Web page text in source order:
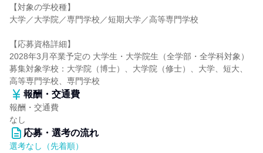
【対象の学校種】
大学／大学院／専門学校／短期大学／高等専門学校
【応募資格詳細】
2028年3月卒業予定の 大学生・大学院生（全学部・全学科対象）
募集対象学校：大学院（博士）、大学院（修士）、大学、短大、
高等専門学校、専門学校
報酬・交通費
報酬・交通費
なし
応募・選考の流れ
選考なし（先着順）